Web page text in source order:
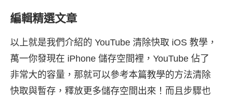
編輯精選文章
以上就是我們介紹的 YouTube 清除快取 iOS 教學，
萬一你發現在 iPhone 儲存空間裡，YouTube 佔了
非常大的容量，那就可以參考本篇教學的方法清除
快取與暫存，釋放更多儲存空間出來！而且步驟也